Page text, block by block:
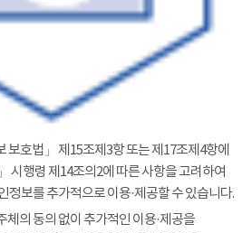
보호법」 제15조제3항 또는 제17조제4항에
시행령 제14조의2에 따른 사항을 고려하여
정보를 추가적으로 이용·제공할 수 있습니다.
체의 동의 없이 추가적인 이용·제공을